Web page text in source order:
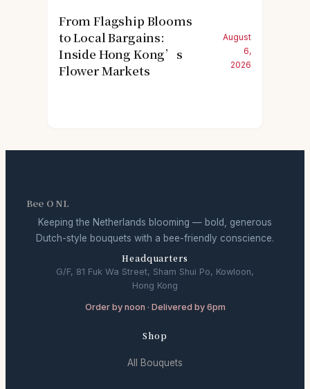
From Flagship Blooms
to Local Bargains:
Inside Hong Kong’s
Flower Markets
August
6,
2026
Bee O NL
Keeping the Netherlands blooming — bold, generous
Dutch-style bouquets with a bee-friendly conscience.
Headquarters
G/F, 81 Fuk Wa Street, Sham Shui Po, Kowloon,
Hong Kong
Order by noon · Delivered by 6pm
Shop
All Bouquets